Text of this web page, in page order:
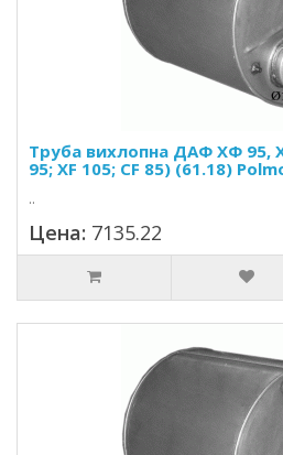
Труба вихлопна ДАФ ХФ 95,
95; XF 105; CF 85) (61.18)
..
Цена: 7135.22